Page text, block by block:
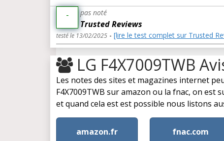
- pas noté
Trusted Reviews
testé le 13/02/2025 - [lire le test complet sur Trusted
LG F4X7009TWB
Les notes des sites et magazines internet
F4X7009TWB sur amazon ou la fnac, on est
et quand cela est est possible nous listons
amazon.fr fnac.com